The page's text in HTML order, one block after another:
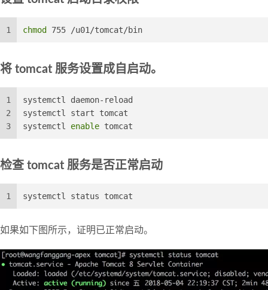
1 chmod 755 /u01/tomcat/bin
将 tomcat 服务设置成自启动。
1
2
3
systemctl daemon-reload
systemctl start tomcat
systemctl enable tomcat
检查 tomcat 服务是否正常启动
1 systemctl status tomcat
如果如下图所示，证明已正常启动。